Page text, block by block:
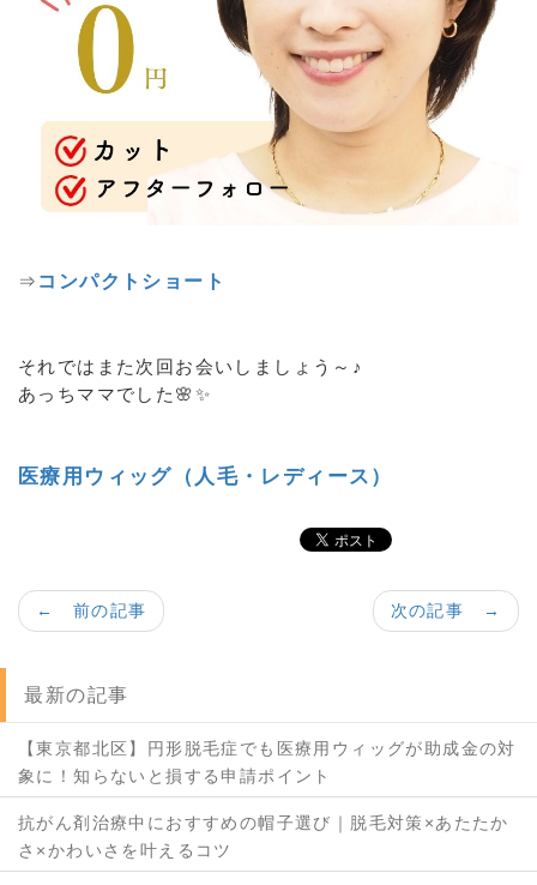
⇒ コンパクトショート
それではまた次回お会いしましょう～♪
あっちママでした🌸✨
医療用ウィッグ（人毛・レディース）
次の記事 →
← 前の記事
最新の記事
【東京都北区】円形脱毛症でも医療用ウィッグが助成金の対
象に！知らないと損する申請ポイント
抗がん剤治療中におすすめの帽子選び｜脱毛対策×あたたか
さ×かわいさを叶えるコツ